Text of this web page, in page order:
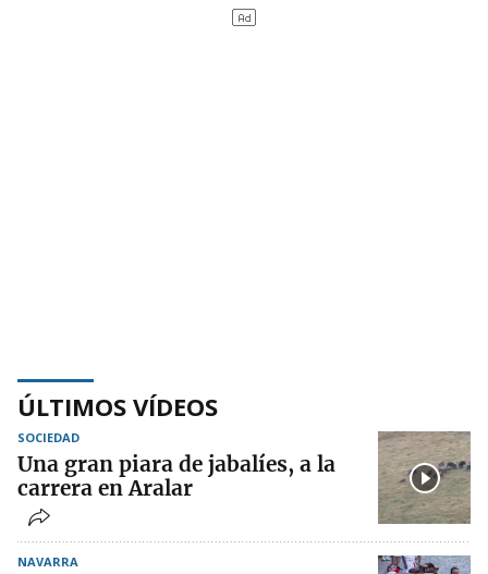
ÚLTIMOS VÍDEOS
SOCIEDAD
Una gran piara de jabalíes, a la
carrera en Aralar
NAVARRA